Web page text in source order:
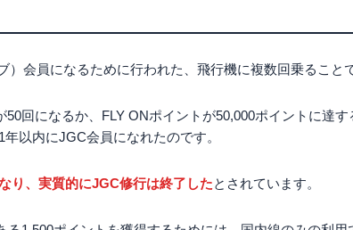
会員になるために行われた、飛行機に複数回乗ることで
回になるか、FLY ONポイントが50,000ポイントに達
以内にJGC会員になれたのです。
り、実質的にJGC修行は終了したとされています。